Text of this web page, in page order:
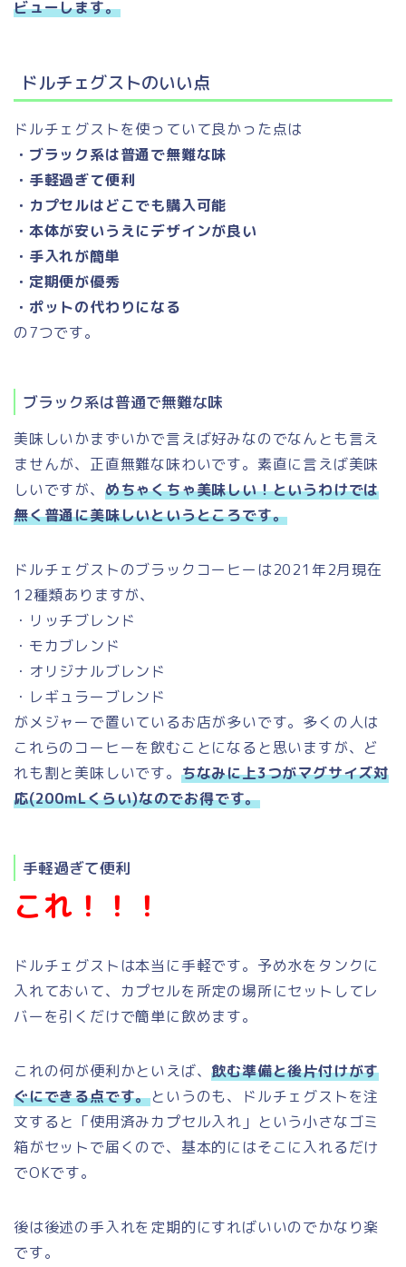
ビューします。
ドルチェグストのいい点
ドルチェグストを使っていて良かった点は
・ブラック系は普通で無難な味
・手軽過ぎて便利
・カプセルはどこでも購入可能
・本体が安いうえにデザインが良い
・手入れが簡単
・定期便が優秀
・ポットの代わりになる
の7つです。
ブラック系は普通で無難な味
美味しいかまずいかで言えば好みなのでなんとも言え
ませんが、正直無難な味わいです。素直に言えば美味
しいですが、 めちゃくちゃ美味しい！というわけでは
無く普通に美味しいというところです。
ドルチェグストのブラックコーヒーは2021年2月現在
12種類ありますが、
・リッチブレンド
・モカブレンド
・オリジナルブレンド
・レギュラーブレンド
がメジャーで置いているお店が多いです。多くの人は
これらのコーヒーを飲むことになると思いますが、ど
れも割と美味しいです。 ちなみに上3つがマグサイズ対
応(200mLくらい)なのでお得です。
手軽過ぎて便利
これ！！！
ドルチェグストは本当に手軽です。予め水をタンクに
入れておいて、カプセルを所定の場所にセットしてレ
バーを引くだけで簡単に飲めます。
これの何が便利かといえば、飲む準備と後片付けがす
ぐにできる点です。というのも、ドルチェグストを注
文すると「使用済みカプセル入れ」という小さなゴミ
箱がセットで届くので、基本的にはそこに入れるだけ
でOKです。
後は後述の手入れを定期的にすればいいのでかなり楽
です。